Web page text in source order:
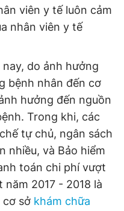
viên y tế luôn cảm
nhân viên y tế
do ảnh hưởng
bệnh nhân đến cơ
hưởng đến nguồn
Trong khi, các
tự chủ, ngân sách
nhiều, và Bảo hiểm
toán chi phí vượt
2017 - 2018 là
cơ sở khám chữa